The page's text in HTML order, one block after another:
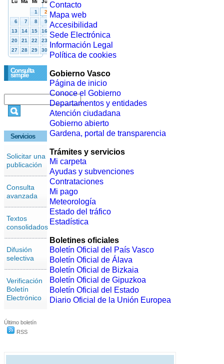
Consulta
simple
Servicios
Solicitar una
publicación
Consulta
avanzada
Textos
consolidados
Difusión
selectiva
Verificación
Boletín
Electrónico
Último boletín
RSS
Contacto
Mapa web
Accesibilidad
Sede Electrónica
Información Legal
Política de cookies
Gobierno Vasco
Página de inicio
Conoce el Gobierno
Departamentos y entidades
Atención ciudadana
Gobierno abierto
Gardena, portal de transparencia
Trámites y servicios
Mi carpeta
Ayudas y subvenciones
Contrataciones
Mi pago
Meteorología
Estado del tráfico
Estadística
Boletines oficiales
Boletín Oficial del País Vasco
Boletín Oficial de Álava
Boletín Oficial de Bizkaia
Boletín Oficial de Gipuzkoa
Boletín Oficial del Estado
Diario Oficial de la Unión Europea